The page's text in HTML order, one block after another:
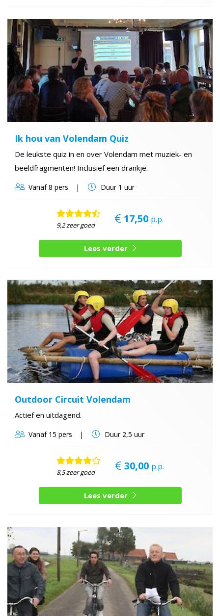
Ik hou van Volendam Quiz
De leukste quiz in en over Volendam met muziek- en
beeldfragmenten! Inclusief een drankje.
Vanaf8 pers Duur1 uur
9,2 zeer goed 17,50 p.p.
Lees verder
Outdoor Circuit Volendam
Actief en uitdagend.
Vanaf15 pers Duur2,5 uur
8,5 zeer goed 30,00 p.p.
Lees verder